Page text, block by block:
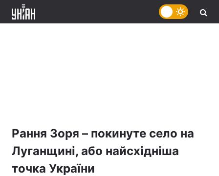
Рання Зоря – покинуте село на
Луганщині, або найсхідніша
точка України